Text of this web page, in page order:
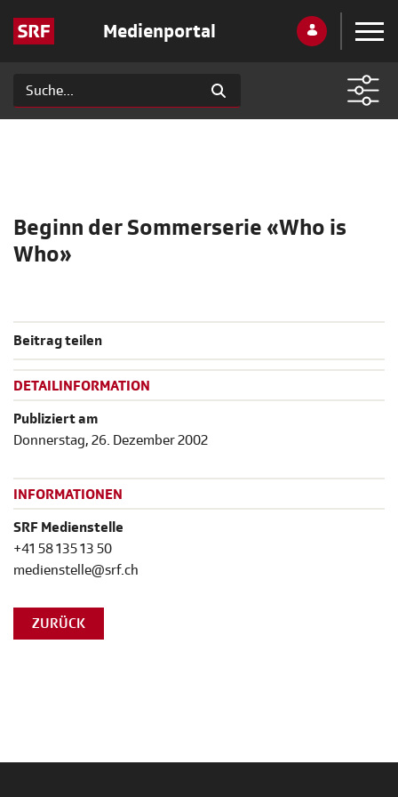
Medienportal
Beginn der Sommerserie «Who is
Who»
Beitrag teilen
DETAILINFORMATION
Publiziert am
Donnerstag, 26. Dezember 2002
INFORMATIONEN
SRF Medienstelle
+41 58 135 13 50
medienstelle@srf.ch
ZURÜCK